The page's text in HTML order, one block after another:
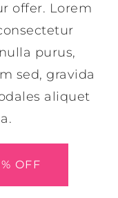
offer. Lorem
purus,
sed, gravida
aliquet
OFF